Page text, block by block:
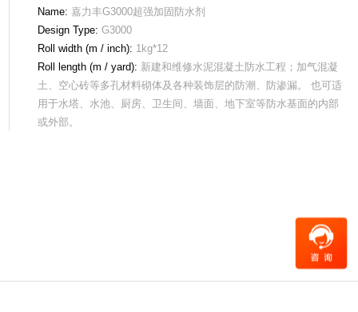
Name: 嘉力丰G3000超强加固防水剂
Design Type: G3000
Roll width (m / inch): 1kg*12
Roll length (m / yard): 新建和维修水泥混凝土防水工程；加气混凝
土、空心砖等多孔材料砌体及各种装饰层的防潮、防渗漏。 也可适
用于水塔、水池、厨房、卫生间、墙面、地下室等防水基面的内部
或外部。